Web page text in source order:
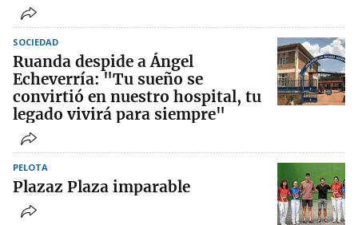
SOCIEDAD
Ruanda despide a Ángel
Echeverría: "Tu sueño se
convirtió en nuestro hospital, tu
legado vivirá para siempre"
PELOTA
Plazaz Plaza imparable